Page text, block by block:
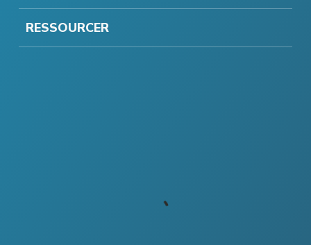
RESSOURCER